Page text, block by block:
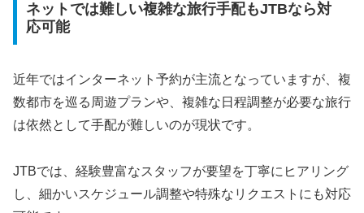
ネットでは難しい複雑な旅行手配もJTBなら対
応可能
近年ではインターネット予約が主流となっていますが、複
数都市を巡る周遊プランや、複雑な日程調整が必要な旅行
は依然として手配が難しいのが現状です。
JTBでは、経験豊富なスタッフが要望を丁寧にヒアリング
し、細かいスケジュール調整や特殊なリクエストにも対応